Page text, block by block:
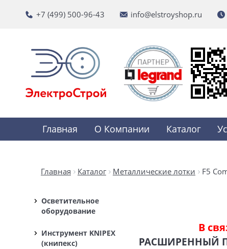
+7 (499) 500-96-43 info@elstroyshop.ru
Главная О Компании Каталог
Главная Каталог Металлические лотки F5
Осветительное
оборудование
Инструмент KNIPEX
(книпекс)
В
РАСШИРЕННЫЙ